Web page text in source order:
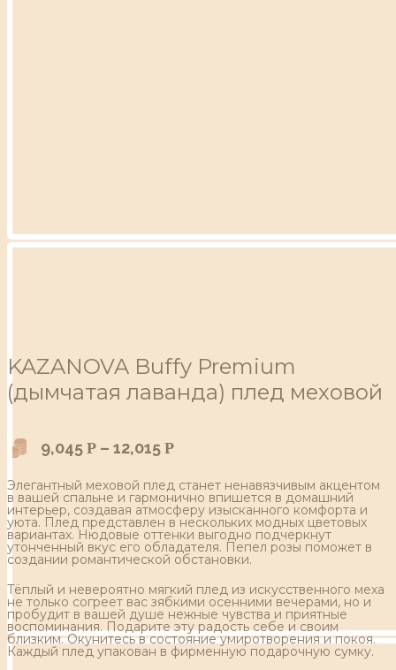
KAZANOVA Buffy Premium
(дымчатая лаванда) плед меховой
9,045 Р – 12,015 Р
Элегантный меховой плед станет ненавязчивым акцентом
в вашей спальне и гармонично впишется в домашний
интерьер, создавая атмосферу изысканного комфорта и
уюта. Плед представлен в нескольких модных цветовых
вариантах. Нюдовые оттенки выгодно подчеркнут
утонченный вкус его обладателя. Пепел розы поможет в
создании романтической обстановки.
Тёплый и невероятно мягкий плед из искусственного меха
не только согреет вас зябкими осенними вечерами, но и
пробудит в вашей душе нежные чувства и приятные
воспоминания. Подарите эту радость себе и своим
близким. Окунитесь в состояние умиротворения и покоя.
Каждый плед упакован в фирменную подарочную сумку.